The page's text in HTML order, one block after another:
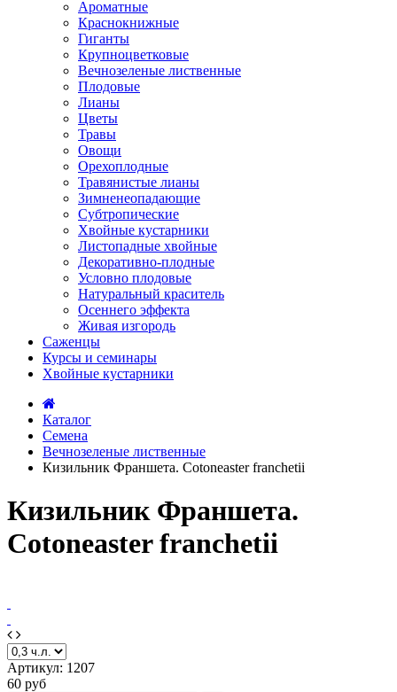
Ароматные
Краснокнижные
Гиганты
Крупноцветковые
Вечнозеленые лиственные
Плодовые
Лианы
Цветы
Травы
Овощи
Орехоплодные
Травянистые лианы
Зимненеопадающие
Субтропические
Хвойные кустарники
Листопадные хвойные
Декоративно-плодные
Условно плодовые
Натуральный краситель
Осеннего эффекта
Живая изгородь
Саженцы
Курсы и семинары
Хвойные кустарники
Каталог
Семена
Вечнозеленые лиственные
Кизильник Франшета. Cotoneaster franchetii
Кизильник Франшета.
Cotoneaster franchetii
Артикул: 1207
60 руб